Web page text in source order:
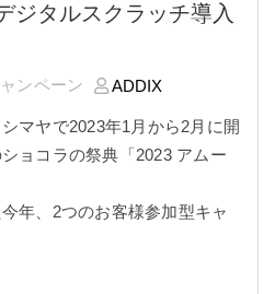
ジタルスクラッチ導入
ンペーン ADDIX
マヤで2023年1月から2月に開
ョコラの祭典「2023 アムー
年、2つのお客様参加型キャ